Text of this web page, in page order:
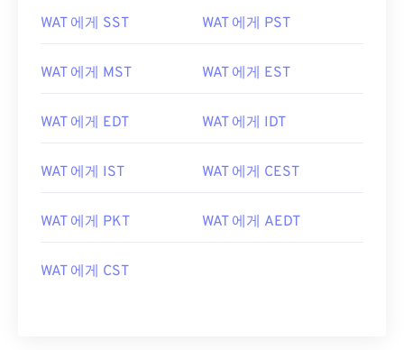
WAT 에게 SST WAT 에게 PST
WAT 에게 MST WAT 에게 EST
WAT 에게 EDT WAT 에게 IDT
WAT 에게 IST WAT 에게 CEST
WAT 에게 PKT WAT 에게 AEDT
WAT 에게 CST